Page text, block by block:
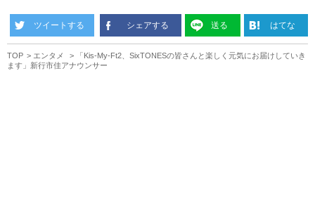
ツイートする シェアする 送る はてな
TOP エンタメ
「Kis-My-Ft2、SixTONESの皆さんと楽しく元気にお届けしていき
ます」新行市佳アナウンサー